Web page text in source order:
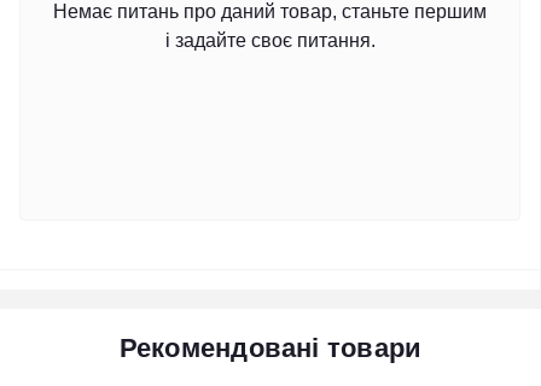
Немає питань про даний товар, станьте першим
і задайте своє питання.
Рекомендовані товари